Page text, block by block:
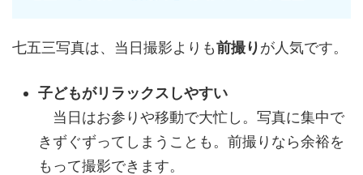
七五三写真は、当日撮影よりも前撮りが人気です。
子どもがリラックスしやすい
当日はお参りや移動で大忙し。写真に集中で
きずぐずってしまうことも。前撮りなら余裕を
もって撮影できます。